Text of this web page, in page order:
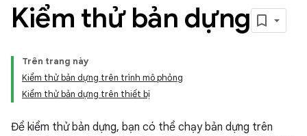
Kiểm thử bản dựng
Trên trang này
Kiểm thử bản dựng trên trình mô phỏng
Kiểm thử bản dựng trên thiết bị
Để kiểm thử bản dựng, bạn có thể chạy bản dựng trên